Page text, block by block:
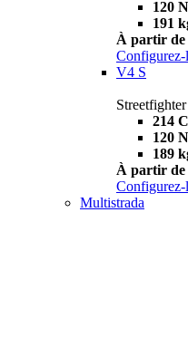
120
191
À partir de
Configurez-
V4 S
214
120
189
À partir de
Configurez-
Multistrada